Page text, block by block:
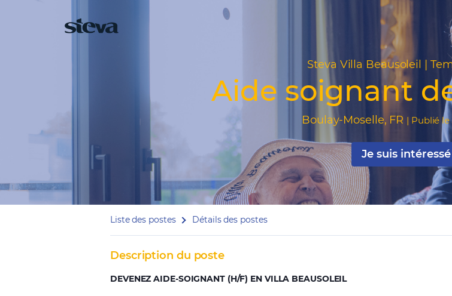
Steva Villa Beausoleil
Aide soignant
Boulay-Moselle, FR | Publié
Je suis intéressé
Liste des postes Détails des postes
Description du poste
DEVENEZ AIDE-SOIGNANT (H/F) EN VILLA BEAUSOLEIL